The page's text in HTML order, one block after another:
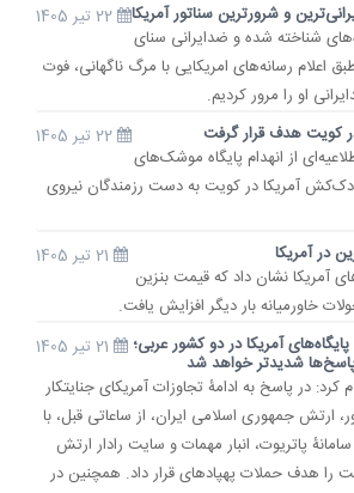
و شرورترین سناتور آمریکا
شناخته شده و ضدایرانی سنای
21 تیرماه طبق اعلام رسانه‌های امریکایی با مرگ ناگهانی، فوت
او را مرور کردیم.
کویت هدف قرار گرفت
از انهدام پایگاه موشک‌های
آمریکا در کویت به دست رزمندگان نیروی
در آمریکا
آمریکا نشان داد که قیمت بنزین
خاورمیانه بار دیگر افزایش یافت.
آمریکا در دو کشور عربی؛
شدیدتر خواهد شد
در پاسخ به ادامۀ تجاوزات آمریکای جنایتکار
ارتش جمهوری اسلامی ایران، از ساعاتی قبل، با
پاتریوت، انبار مهمات و سایت رادار ارتش
را هدف حملات پهپادهای قرار داد. همچنین در